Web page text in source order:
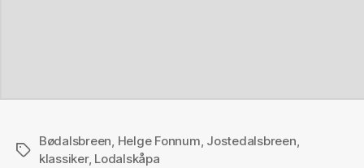
Stikkord
Bødalsbreen, Helge Fonnum, Jostedalsbreen,
klassiker, Lodalskåpa